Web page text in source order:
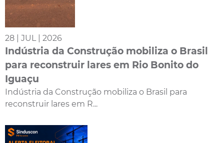
28 | JUL | 2026
Indústria da Construção mobiliza o Brasil
para reconstruir lares em Rio Bonito do
Iguaçu
Indústria da Construção mobiliza o Brasil para
reconstruir lares em R...